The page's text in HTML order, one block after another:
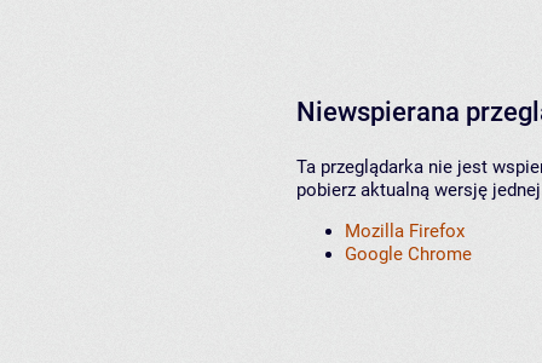
Niewspierana
Ta przeglądarka nie jest
pobierz aktualną wersję
Mozilla Firefox
Google Chrome